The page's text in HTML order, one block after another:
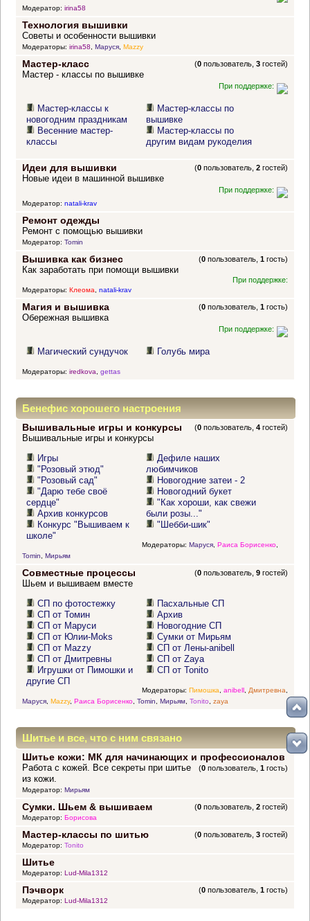
Модератор: irina58
Технология вышивки
Советы и особенности вышивки
Модераторы: irina58, Маруся, Mazzy
Мастер-класс (0 пользователь,3 гостей)
Мастер - классы по вышивке
При поддержке:
Мастер-классы к
новогодним праздникам
Весенние мастер-
классы
Мастер-классы по
вышивке
Мастер-классы по
другим видам рукоделия
Идеи для вышивки (0 пользователь,2 гостей)
Новые идеи в машинной вышивке
При поддержке:
Модератор: natali-krav
Ремонт одежды
Ремонт с помощью вышивки
Модератор: Tomin
Вышивка как бизнес (0 пользователь,1 гость)
Как заработать при помощи вышивки
При поддержке:
Модераторы: Клеома, natali-krav
Магия и вышивка (0 пользователь,1 гость)
Обережная вышивка
При поддержке:
Магический сундучок Голубь мира
Модераторы: iredkova gettas
Бенефис хорошего настроения
Вышивальные игры и конкурсы (0 пользователь,4 гостей)
Вышивальные игры и конкурсы
Игры
"Розовый этюд"
"Розовый сад"
"Дарю тебе своё
сердце"
Архив конкурсов
Конкурс "Вышиваем к
школе"
Дефиле наших
любимчиков
Новогодние затеи - 2
Новогодний букет
"Как хороши, как свежи
были розы..."
"Шебби-шик"
Модераторы: Маруся, Раиса Борисенко,
Tomin
Мирьям
Совместные процессы (0 пользователь,9 гостей)
Шьем и вышиваем вместе
СП по фотостежку
СП от Томин
СП от Маруси
СП от Юлии-Moks
СП от Mazzy
СП от Дмитревны
Игрушки от Пимошки и
другие СП
Пасхальные СП
Архив
Новогодние СП
Сумки от Мирьям
СП от Лены-anibell
СП от Zaya
СП от Tonito
Модераторы: Пимошка anibell, Дмитревна
Маруся, Mazzy, Раиса Борисенко, Tomin Мирьям, Tonito zaya
Шитье и все, что с ним связано
Шитье кожи: МК для начинающих и профессионалов
(0 пользователь,1 гость)
Работа с кожей. Все секреты при шитье
из кожи.
Модератор: Мирьям
Сумки. Шьем & вышиваем (0 пользователь,2 гостей)
Модератор: Борисова
Мастер-классы по шитью (0 пользователь,3 гостей)
Модератор: Tonito
Шитье
Модератор: Lud-Mila1312
Пэчворк (0 пользователь,1 гость)
Модератор: Lud-Mila1312